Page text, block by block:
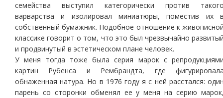
семейства выступил категорически против
варварства и изолировал миниатюры, поместив их
собственный бумажник. Подобное отношение к
классике говорит о том, что это был чрезвычайно
и продвинутый в эстетическом плане человек.
У меня тогда тоже была серия марок с
картин Рубенса и Рембрандта, где
обнаженная натура. Но в 1976 году я с ней расстался:
парень со сторонки обменял ее у меня на серию